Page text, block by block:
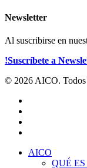
Newsletter
Al suscribirse en
!Suscríbete a
© 2026 AICO. Todos
Close
AICO
QUÉ